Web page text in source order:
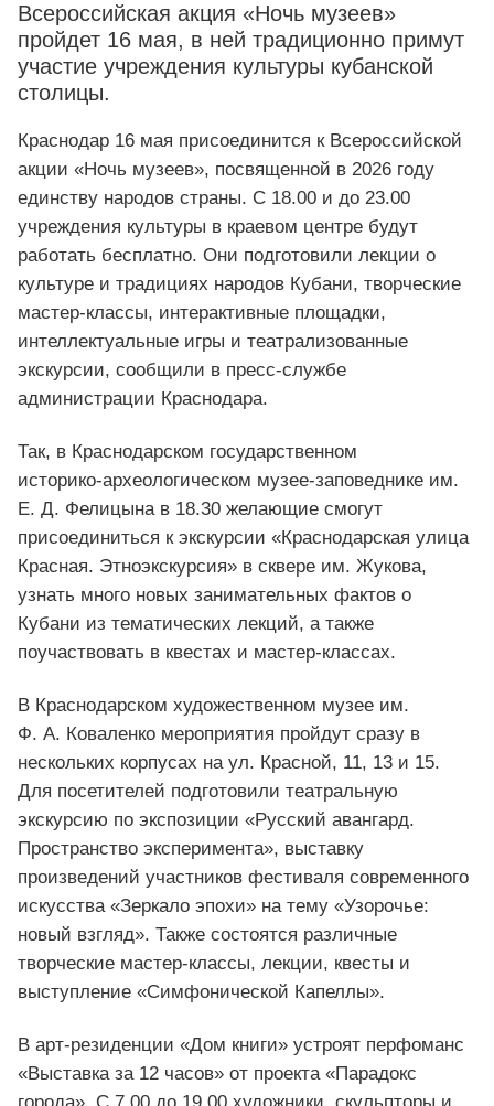
Всероссийская акция «Ночь музеев»
пройдет 16 мая, в ней традиционно примут
участие учреждения культуры кубанской
столицы.
Краснодар 16 мая присоединится к Всероссийской
акции «Ночь музеев», посвященной в 2026 году
единству народов страны. С 18.00 и до 23.00
учреждения культуры в краевом центре будут
работать бесплатно. Они подготовили лекции о
культуре и традициях народов Кубани, творческие
мастер-классы, интерактивные площадки,
интеллектуальные игры и театрализованные
экскурсии, сообщили в пресс-службе
администрации Краснодара.
Так, в Краснодарском государственном
историко-археологическом музее-заповеднике им.
Е. Д. Фелицынав 18.30 желающие смогут
присоединиться к экскурсии «Краснодарская улица
Красная. Этноэкскурсия» в сквере им. Жукова,
узнать много новых занимательных фактов о
Кубани из тематических лекций, а также
поучаствовать в квестах и мастер-классах.
В Краснодарском художественном музее им.
Ф. А. Коваленко мероприятия пройдут сразу в
нескольких корпусах на ул. Красной, 11, 13 и 15.
Для посетителей подготовили театральную
экскурсию по экспозиции «Русский авангард.
Пространство эксперимента», выставку
произведений участников фестиваля современного
искусства «Зеркало эпохи» на тему «Узорочье:
новый взгляд». Также состоятся различные
творческие мастер-классы, лекции, квесты и
выступление «Симфонической Капеллы».
В арт-резиденции «Дом книги» устроят перфоманс
«Выставка за 12 часов» от проекта «Парадокс